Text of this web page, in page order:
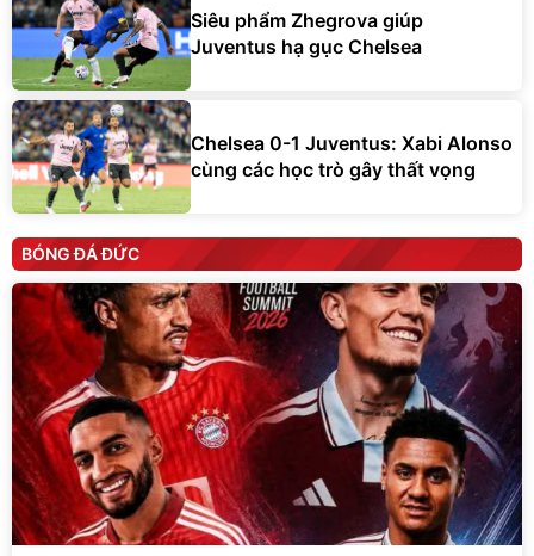
Siêu phẩm Zhegrova giúp
Juventus hạ gục Chelsea
Chelsea 0-1 Juventus: Xabi Alonso
cùng các học trò gây thất vọng
BÓNG ĐÁ ĐỨC